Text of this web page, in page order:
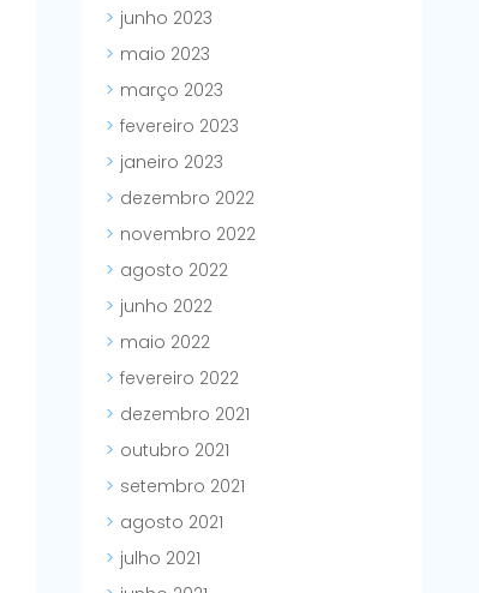
junho 2023
maio 2023
março 2023
fevereiro 2023
janeiro 2023
dezembro 2022
novembro 2022
agosto 2022
junho 2022
maio 2022
fevereiro 2022
dezembro 2021
outubro 2021
setembro 2021
agosto 2021
julho 2021